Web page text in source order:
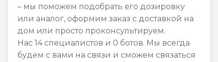
– мы поможем подобрать его дозировку
или аналог, оформим заказ с доставкой на
дом или просто проконсультируем.
Нас 14 специалистов и 0 ботов. Мы всегда
будем с вами на связи и сможем связаться